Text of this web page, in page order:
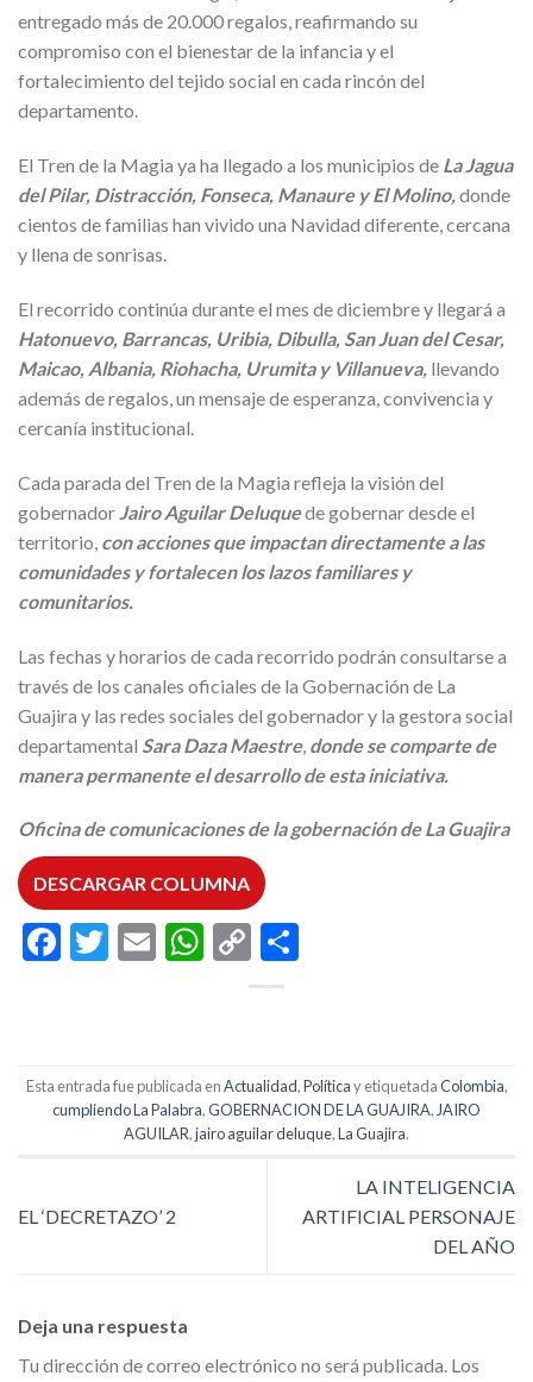
entregado más de 20.000 regalos, reafirmando su
compromiso con el bienestar de la infancia y el
fortalecimiento del tejido social en cada rincón del
departamento.
El Tren de la Magia ya ha llegado a los municipios de La Jagua
del Pilar, Distracción, Fonseca, Manaure y El Molino,donde
cientos de familias han vivido una Navidad diferente, cercana
y llena de sonrisas.
El recorrido continúa durante el mes de diciembre y llegará a
Hatonuevo, Barrancas, Uribia, Dibulla, San Juan del Cesar,
Maicao, Albania, Riohacha, Urumita y Villanueva, llevando
además de regalos, un mensaje de esperanza, convivencia y
cercanía institucional.
Cada parada del Tren de la Magia refleja la visión del
gobernador Jairo Aguilar Deluquede gobernar desde el
territorio, con acciones que impactan directamente a las
comunidades y fortalecen los lazos familiares y
comunitarios.
Las fechas y horarios de cada recorrido podrán consultarse a
través de los canales oficiales de la Gobernación de La
Guajira y las redes sociales del gobernador y la gestora social
departamental Sara Daza Maestre, donde se comparte de
manera permanente el desarrollo de esta iniciativa.
Oficina de comunicaciones de la gobernación de La Guajira
DESCARGAR COLUMNA
Facebook
Twitter
EmailWhatsApp
Copy
Link
Esta entrada fue publicada enActualidad,Políticay etiquetadaColombia,
cumpliendo La Palabra,GOBERNACION DE LA GUAJIRA,JAIRO
AGUILAR,jairo aguilar deluque,La Guajira.
EL ‘DECRETAZO’ 2
LA INTELIGENCIA
ARTIFICIAL PERSONAJE
DEL AÑO
Deja una respuesta
Tu dirección de correo electrónico no será publicada. Los